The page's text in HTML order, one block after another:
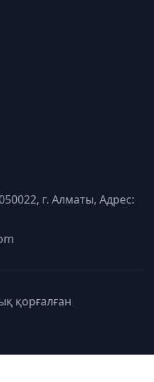
г. Алматы, Адрес:
қорғалған